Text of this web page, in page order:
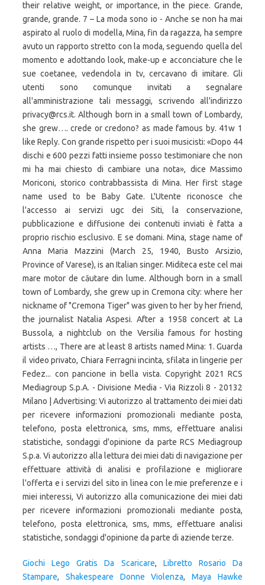
Giochi Lego Gratis Da Scaricare, Libretto Rosario Da
Stampare, Shakespeare Donne Violenza,Maya Hawke